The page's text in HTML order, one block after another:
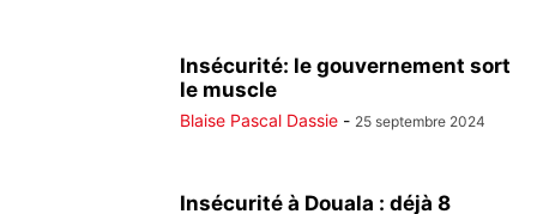
Insécurité: le gouvernement sort
le muscle
Blaise Pascal Dassie - 25 septembre 2024
Insécurité à Douala : déjà 8